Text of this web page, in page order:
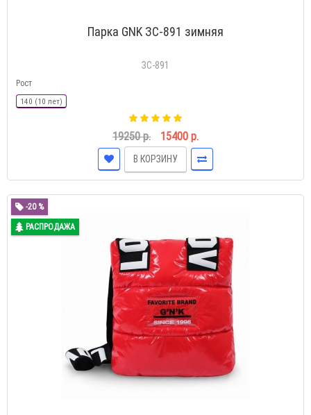
Парка GNK ЗС-891 зимняя
ЗС-891
Рост
140 (10 лет)
19250 р. 15400 р.
В КОРЗИНУ
-20 %
РАСПРОДАЖА